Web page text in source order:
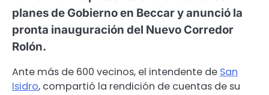
planes de Gobierno en Beccar y anunció la
pronta inauguración del Nuevo Corredor
Rolón.
Ante más de 600 vecinos, el intendente de San
Isidro, compartió la rendición de cuentas de su